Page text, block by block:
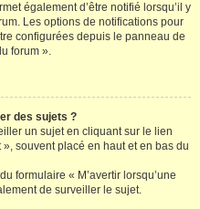
également d’être notifié lorsqu’il y
Les options de notifications pour
configurées depuis le panneau de
forum ».
des sujets ?
un sujet en cliquant sur le lien
souvent placé en haut et en bas du
formulaire « M’avertir lorsqu’une
de surveiller le sujet.